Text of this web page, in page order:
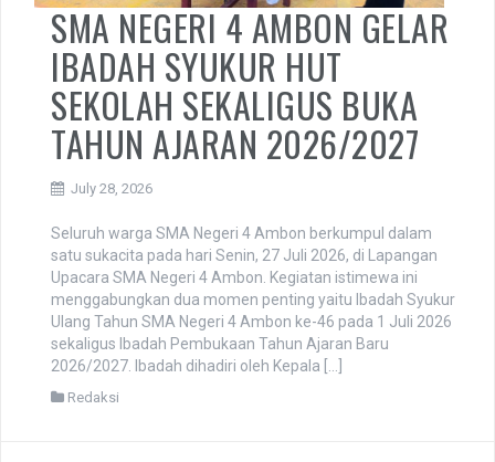
SMA NEGERI 4 AMBON GELAR
IBADAH SYUKUR HUT
SEKOLAH SEKALIGUS BUKA
TAHUN AJARAN 2026/2027
July 28, 2026
Seluruh warga SMA Negeri 4 Ambon berkumpul dalam
satu sukacita pada hari Senin, 27 Juli 2026, di Lapangan
Upacara SMA Negeri 4 Ambon. Kegiatan istimewa ini
menggabungkan dua momen penting yaitu Ibadah Syukur
Ulang Tahun SMA Negeri 4 Ambon ke-46 pada 1 Juli 2026
sekaligus Ibadah Pembukaan Tahun Ajaran Baru
2026/2027. Ibadah dihadiri oleh Kepala […]
Redaksi